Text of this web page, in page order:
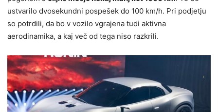
ustvarilo dvosekundni pospešek do 100 km/h. Pri podjetju
so potrdili, da bo v vozilo vgrajena tudi aktivna
aerodinamika, a kaj več od tega niso razkrili.